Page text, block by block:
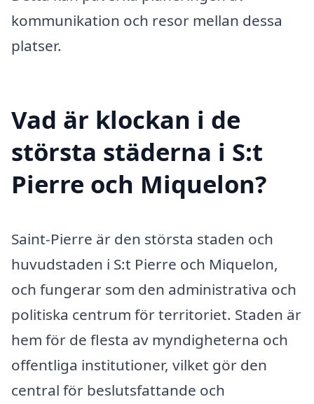
kommunikation och resor mellan dessa
platser.
Vad är klockan i de
största städerna i S:t
Pierre och Miquelon?
Saint-Pierre är den största staden och
huvudstaden i S:t Pierre och Miquelon,
och fungerar som den administrativa och
politiska centrum för territoriet. Staden är
hem för de flesta av myndigheterna och
offentliga institutioner, vilket gör den
central för beslutsfattande och